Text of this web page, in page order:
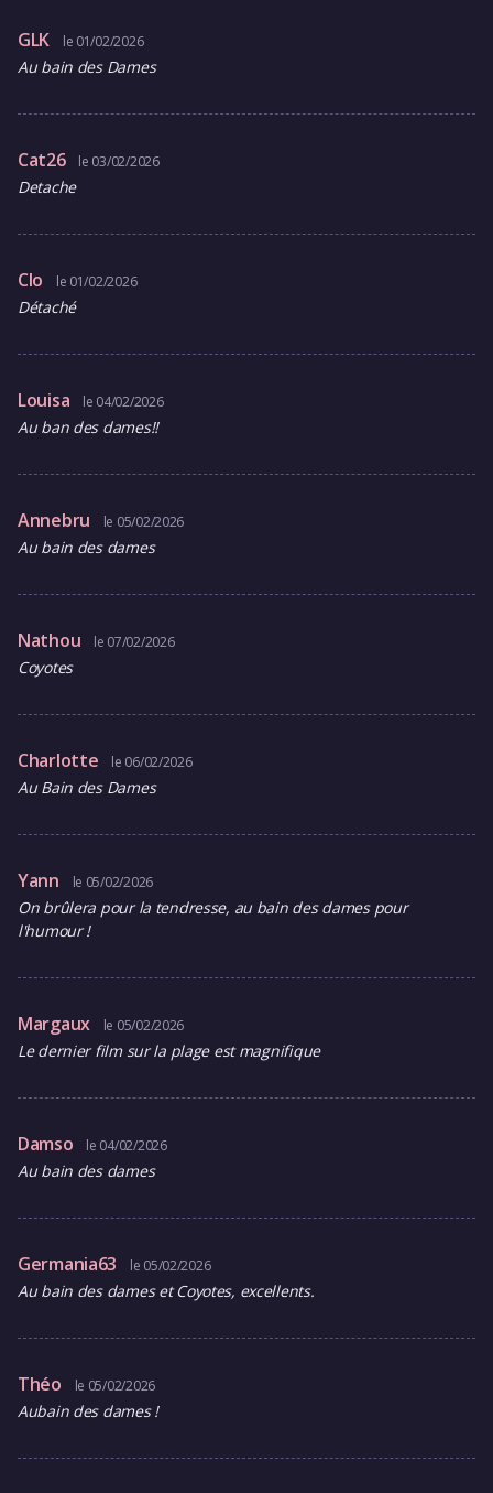
GLK le 01/02/2026
Au bain des Dames
Cat26 le 03/02/2026
Detache
Clo le 01/02/2026
Détaché
Louisa le 04/02/2026
Au ban des dames!!
Annebru le 05/02/2026
Au bain des dames
Nathou le 07/02/2026
Coyotes
Charlotte le 06/02/2026
Au Bain des Dames
Yann le 05/02/2026
On brûlera pour la tendresse, au bain des dames pour
l'humour !
Margaux le 05/02/2026
Le dernier film sur la plage est magnifique
Damso le 04/02/2026
Au bain des dames
Germania63 le 05/02/2026
Au bain des dames et Coyotes, excellents.
Théo le 05/02/2026
Aubain des dames !